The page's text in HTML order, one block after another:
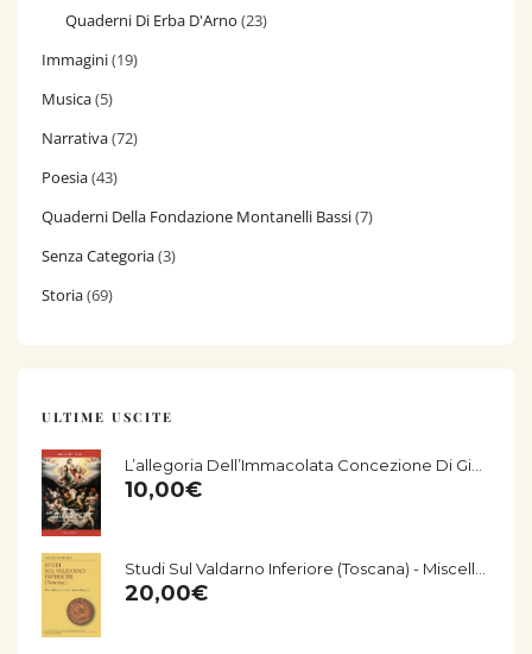
Quaderni Di Erba D'Arno (23)
Immagini(19)
Musica(5)
Narrativa(72)
Poesia(43)
Quaderni Della Fondazione Montanelli Bassi(7)
Senza Categoria(3)
Storia(69)
ULTIME USCITE
10,00€
20,00€